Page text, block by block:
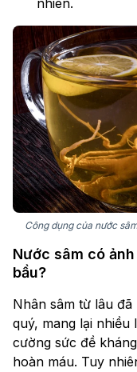
nhiên.
Công dụng của nước
Nước sâm có
bầu?
Nhân sâm từ lâu
quý, mang lại
cường sức đề
hoàn máu. Tuy